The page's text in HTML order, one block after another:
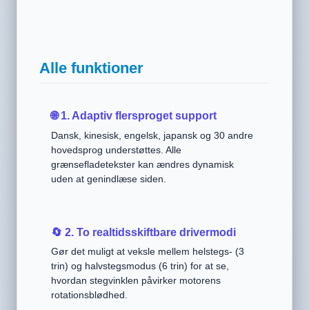
Alle funktioner
🌐 1. Adaptiv flersproget support
Dansk, kinesisk, engelsk, japansk og 30 andre
hovedsprog understøttes. Alle
grænsefladetekster kan ændres dynamisk
uden at genindlæse siden.
🔄 2. To realtidsskiftbare drivermodi
Gør det muligt at veksle mellem helstegs- (3
trin) og halvstegsmodus (6 trin) for at se,
hvordan stegvinklen påvirker motorens
rotationsblødhed.